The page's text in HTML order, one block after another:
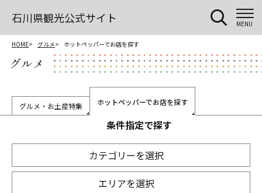
石川県観光公式サイト MENU
HOME グルメ ホットペッパーでお店を探す
グルメ
グルメ・お土産特集 ホットペッパーでお店を探す
条件指定で探す
カテゴリーを選択
エリアを選択